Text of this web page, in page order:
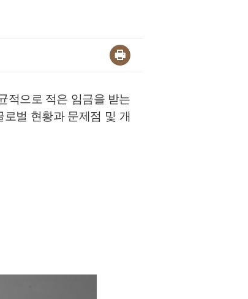
적으로 적은 임금을 받는
로벌 현황과 문제점 및 개